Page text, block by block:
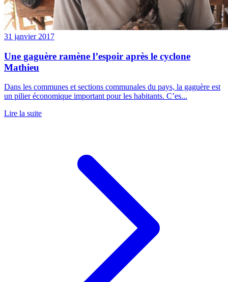
31 janvier 2017
Une gaguère ramène l’espoir après le cyclone
Mathieu
Dans les communes et sections communales du pays, la gaguère est
un pilier économique important pour les habitants. C’es...
Lire la suite